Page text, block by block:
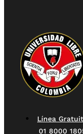
Línea
01 8000